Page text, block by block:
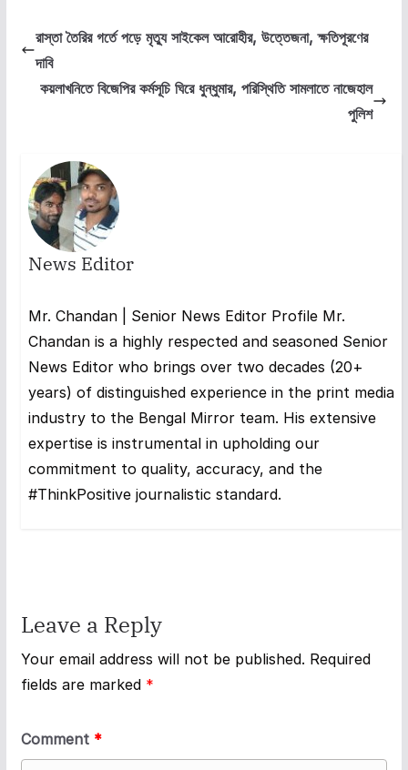
রাস্তা তৈরির গর্তে পড়ে মৃত্যু সাইকেল আরোহীর, উত্তেজনা, ক্ষতিপূরণের
দাবি
কয়লাখনিতে বিজেপির কর্মসূচি ঘিরে ধুন্ধুমার, পরিস্থিতি সামলাতে নাজেহাল
পুলিশ
News Editor
Mr. Chandan | Senior News Editor Profile Mr.
Chandan is a highly respected and seasoned Senior
News Editor who brings over two decades (20+
years) of distinguished experience in the print media
industry to the Bengal Mirror team. His extensive
expertise is instrumental in upholding our
commitment to quality, accuracy, and the
#ThinkPositive journalistic standard.
Leave a Reply
Your email address will not be published. Required
fields are marked *
Comment *